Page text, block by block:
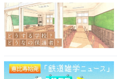
SwitchBot スマートリモコ
Alexa - 2.4インチモニター付
コン 温湿度計機能付き 光セ
ケジュール シーンで家電一括